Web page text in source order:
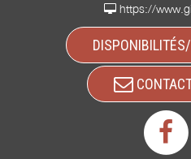
https://